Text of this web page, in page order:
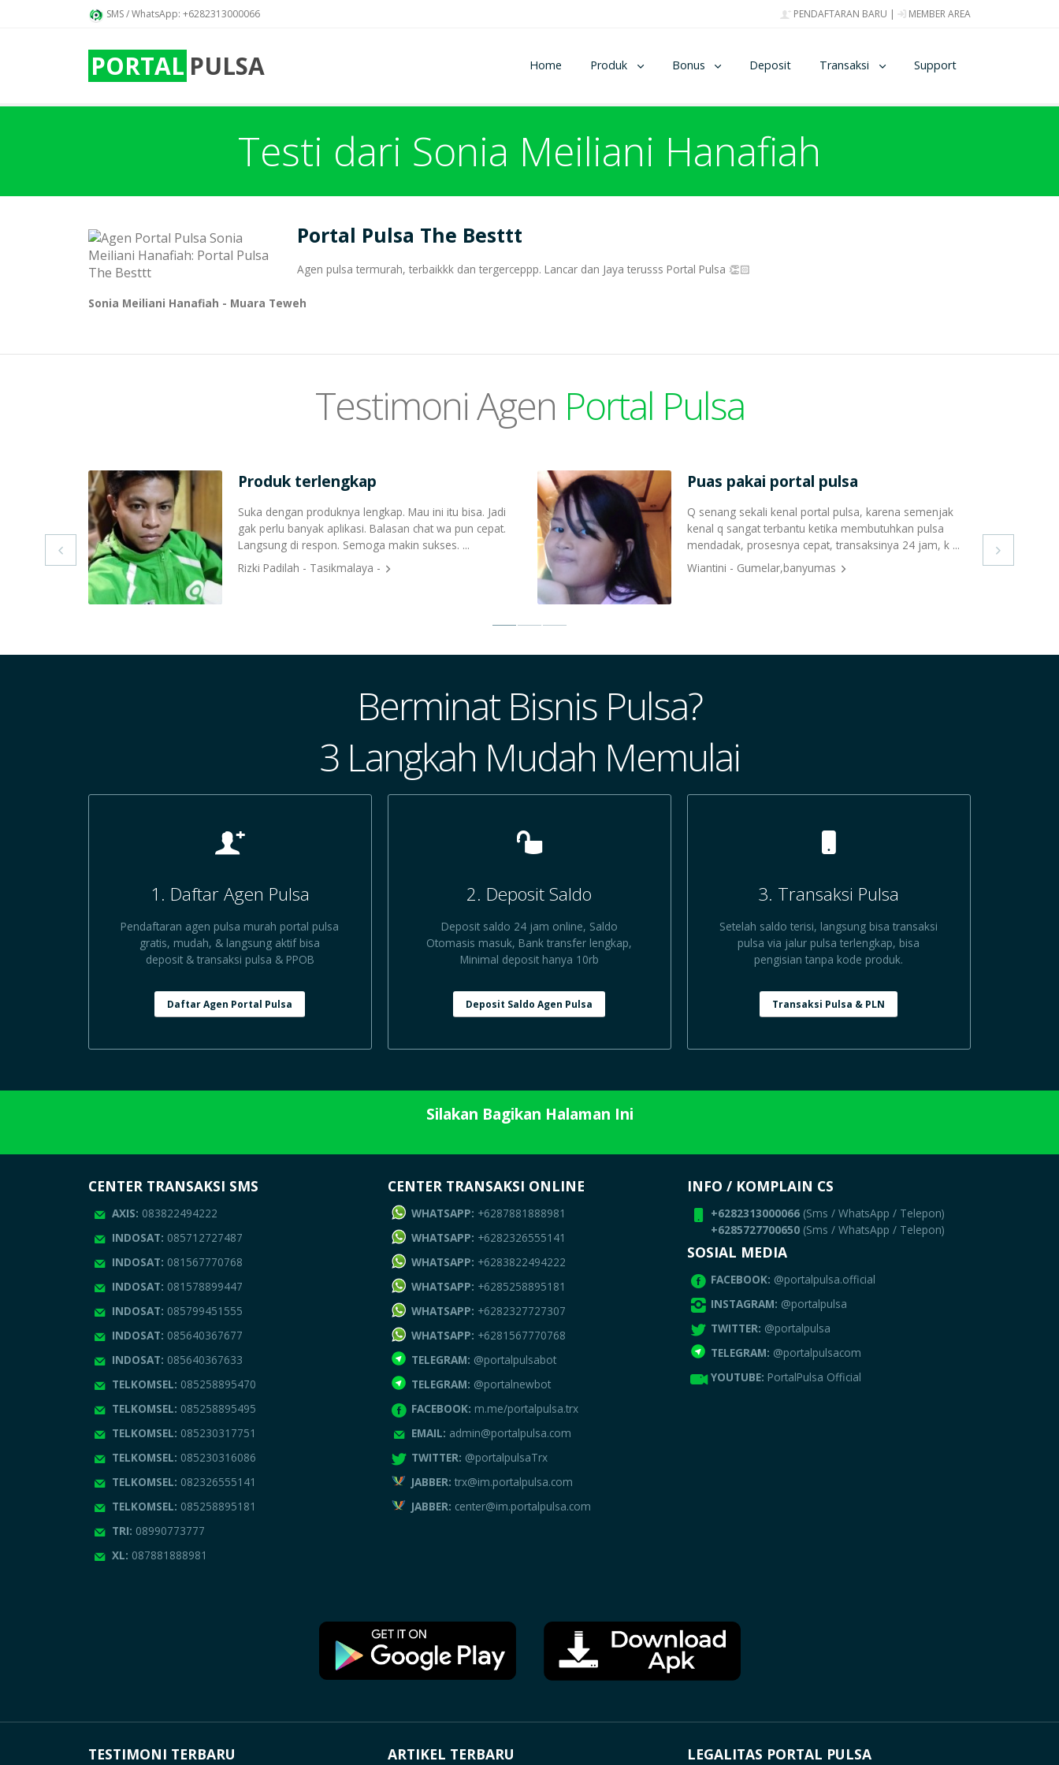
SMS / WhatsApp: +6282313000066 PENDAFTARAN BARU | MEMBER AREA
PORTAL PULSA Home Produk Bonus Deposit Transaksi Support
Testi dari Sonia Meiliani Hanafiah
Portal Pulsa The Besttt
Agen pulsa termurah, terbaikkk dan tergerceppp. Lancar dan Jaya terusss Portal Pulsa 👏🏻
Sonia Meiliani Hanafiah - Muara Teweh
Testimoni Agen Portal Pulsa
Produk terlengkap
Suka dengan produknya lengkap. Mau ini itu bisa. Jadi
gak perlu banyak aplikasi. Balasan chat wa pun cepat.
Langsung di respon. Semoga makin sukses. ...
Rizki Padilah - Tasikmalaya -
Puas pakai portal pulsa
Q senang sekali kenal portal pulsa, karena semenjak
kenal q sangat terbantu ketika membutuhkan pulsa
mendadak, prosesnya cepat, transaksinya 24 jam, k ...
Wiantini - Gumelar,banyumas
 
Berminat Bisnis Pulsa?
3 Langkah Mudah Memulai
1. Daftar Agen Pulsa
Pendaftaran agen pulsa murah portal pulsa
gratis, mudah, & langsung aktif bisa
deposit & transaksi pulsa & PPOB
Daftar Agen Portal Pulsa
2. Deposit Saldo
Deposit saldo 24 jam online, Saldo
Otomasis masuk, Bank transfer lengkap,
Minimal deposit hanya 10rb
Deposit Saldo Agen Pulsa
3. Transaksi Pulsa
Setelah saldo terisi, langsung bisa transaksi
pulsa via jalur pulsa terlengkap, bisa
pengisian tanpa kode produk.
Transaksi Pulsa & PLN
Silakan Bagikan Halaman Ini
CENTER TRANSAKSI SMS
AXIS: 083822494222
INDOSAT: 085712727487
INDOSAT: 081567770768
INDOSAT: 081578899447
INDOSAT: 085799451555
INDOSAT: 085640367677
INDOSAT: 085640367633
TELKOMSEL: 085258895470
TELKOMSEL: 085258895495
TELKOMSEL: 085230317751
TELKOMSEL: 085230316086
TELKOMSEL: 082326555141
TELKOMSEL: 085258895181
TRI: 08990773777
XL: 087881888981
CENTER TRANSAKSI ONLINE
WHATSAPP: +6287881888981
WHATSAPP: +6282326555141
WHATSAPP: +6283822494222
WHATSAPP: +6285258895181
WHATSAPP: +6282327727307
WHATSAPP: +6281567770768
TELEGRAM: @portalpulsabot
TELEGRAM: @portalnewbot
FACEBOOK: m.me/portalpulsa.trx
EMAIL: admin@portalpulsa.com
TWITTER: @portalpulsaTrx
JABBER: trx@im.portalpulsa.com
JABBER: center@im.portalpulsa.com
INFO / KOMPLAIN CS
+6282313000066(Sms / WhatsApp / Telepon)
+6285727700650(Sms / WhatsApp / Telepon)
SOSIAL MEDIA
FACEBOOK: @portalpulsa.official
INSTAGRAM: @portalpulsa
TWITTER: @portalpulsa
TELEGRAM: @portalpulsacom
YOUTUBE: PortalPulsa Official
TESTIMONI TERBARU ARTIKEL TERBARU LEGALITAS PORTAL PULSA